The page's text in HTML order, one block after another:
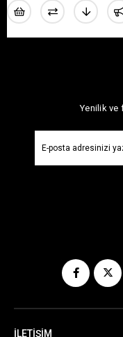
Yenilik ve
İLETİŞİM